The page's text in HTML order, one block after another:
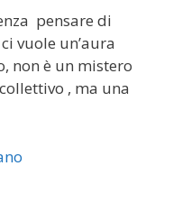
pensare di
vuole un’aura
non è un mistero
, ma una